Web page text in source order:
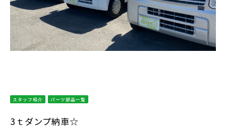
スタッフ紹介 パーツ部品一覧
3ｔダンプ納車☆